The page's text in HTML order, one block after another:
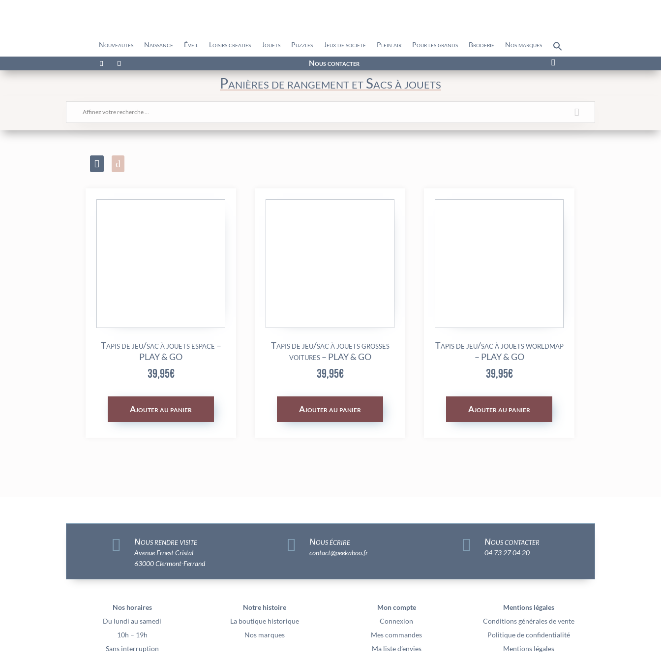
Nouveautés Naissance Éveil Loisirs créatifs Jouets Puzzles Jeux de société Plein air Pour les grands Broderie Nos marques
for:
Nous contacter 
Panières de rangement et Sacs à jouets
Affinez votre recherche ...
Tapis de jeu/sac à jouets espace –
PLAY & GO
39,95€
Ajouter au panier
Tapis de jeu/sac à jouets grosses
voitures – PLAY & GO
39,95€
Ajouter au panier
Tapis de jeu/sac à jouets worldmap
– PLAY & GO
39,95€
Ajouter au panier
 Nous rendre visite
Avenue Ernest Cristal
63000 Clermont-Ferrand
 Nous écrire
contact@peekaboo.fr  Nous contacter
04 73 27 04 20
Nos horaires
Du lundi au samedi
10h – 19h
Sans interruption
Notre histoire
La boutique historique
Nos marques
Mon compte
Connexion
Mes commandes
Ma liste d’envies
Mentions légales
Conditions générales de vente
Politique de confidentialité
Mentions légales